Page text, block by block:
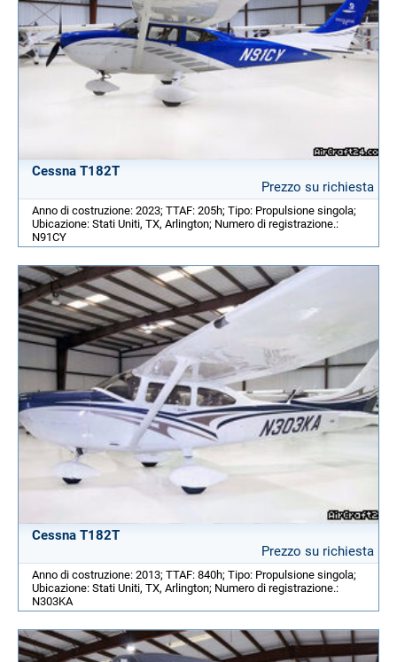
Cessna T182T
Prezzo su richiesta
Anno di costruzione: 2023; TTAF: 205h; Tipo: Propulsione singola;
Ubicazione: Stati Uniti, TX, Arlington; Numero di registrazione.:
N91CY
Cessna T182T
Prezzo su richiesta
Anno di costruzione: 2013; TTAF: 840h; Tipo: Propulsione singola;
Ubicazione: Stati Uniti, TX, Arlington; Numero di registrazione.:
N303KA